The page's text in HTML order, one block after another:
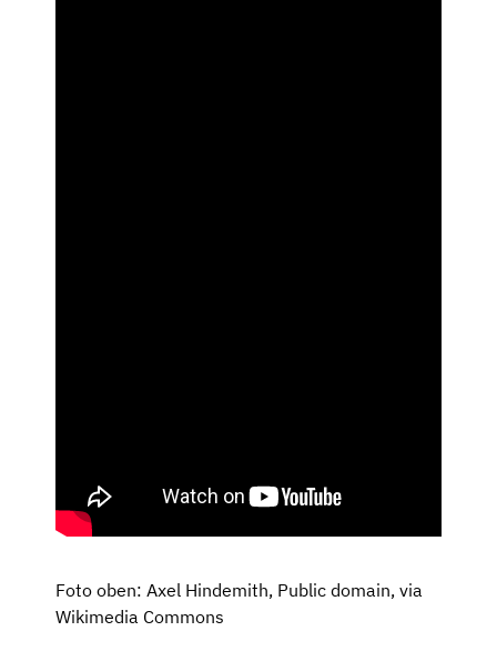
Foto oben: Axel Hindemith, Public domain, via
Wikimedia Commons